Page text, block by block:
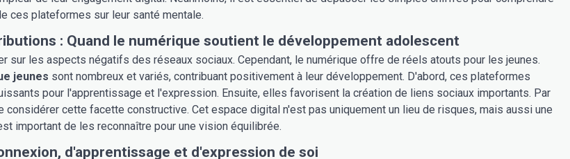
ces plateformes sur leur santé mentale.
: Quand le numérique soutient le développement adolescent
sur les aspects négatifs des réseaux sociaux. Cependant, le numérique offre de réels atouts pour les jeunes.
jeunes sont nombreux et variés, contribuant positivement à leur développement. D'abord, ces plateformes
pour l'apprentissage et l'expression. Ensuite, elles favorisent la création de liens sociaux importants. Par
considérer cette facette constructive. Cet espace digital n'est pas uniquement un lieu de risques, mais aussi une
important de les reconnaître pour une vision équilibrée.
d'apprentissage et d'expression de soi